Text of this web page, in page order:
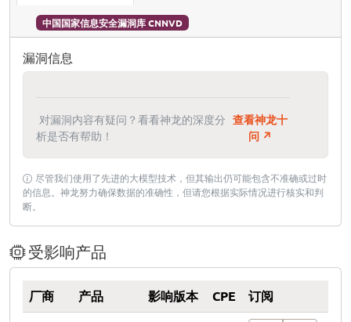
中国国家信息安全漏洞库 CNNVD
漏洞信息
对漏洞内容有疑问？看看神龙的深度分
析是否有帮助！
查看神龙十
问 ↗
尽管我们使用了先进的大模型技术，但其输出仍可能包含不准确或过时
的信息。神龙努力确保数据的准确性，但请您根据实际情况进行核实和判
断。
受影响产品
厂商 产品 影响版本 CPE 订阅